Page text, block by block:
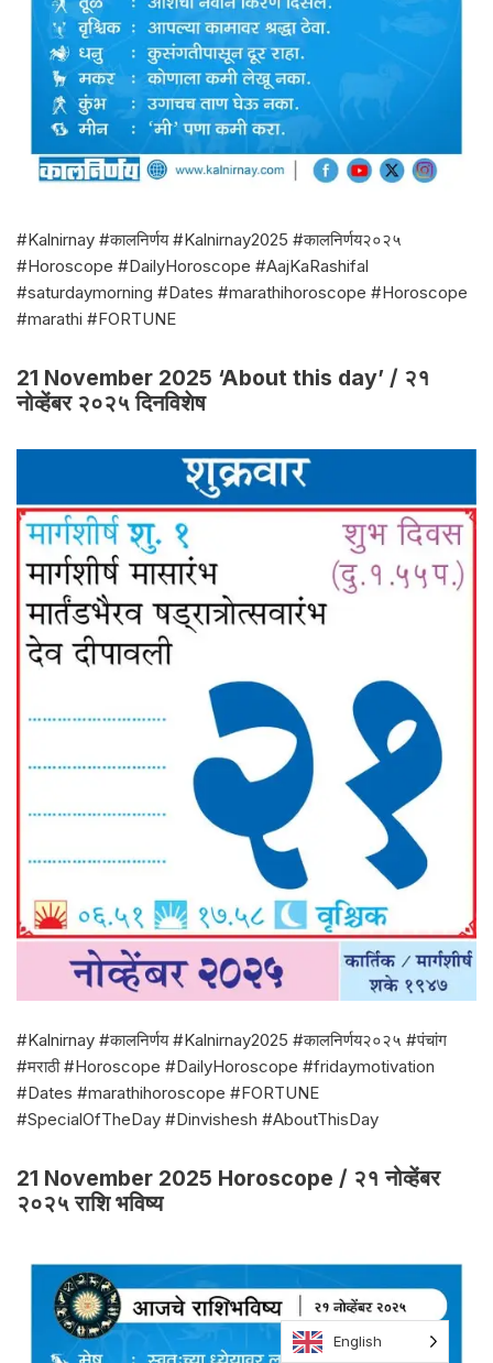
#Kalnirnay #कालनिर्णय #Kalnirnay2025 #कालनिर्णय२०२५
#Horoscope #DailyHoroscope #AajKaRashifal
#saturdaymorning #Dates #marathihoroscope #Horoscope
#marathi #FORTUNE
21 November 2025 ‘About this day’ / २१
नोव्हेंबर २०२५ दिनविशेष
#Kalnirnay #कालनिर्णय #Kalnirnay2025 #कालनिर्णय२०२५ #पंचांग
#मराठी #Horoscope #DailyHoroscope #fridaymotivation
#Dates #marathihoroscope #FORTUNE
#SpecialOfTheDay #Dinvishesh #AboutThisDay
21 November 2025 Horoscope / २१ नोव्हेंबर
२०२५ राशि भविष्य
English